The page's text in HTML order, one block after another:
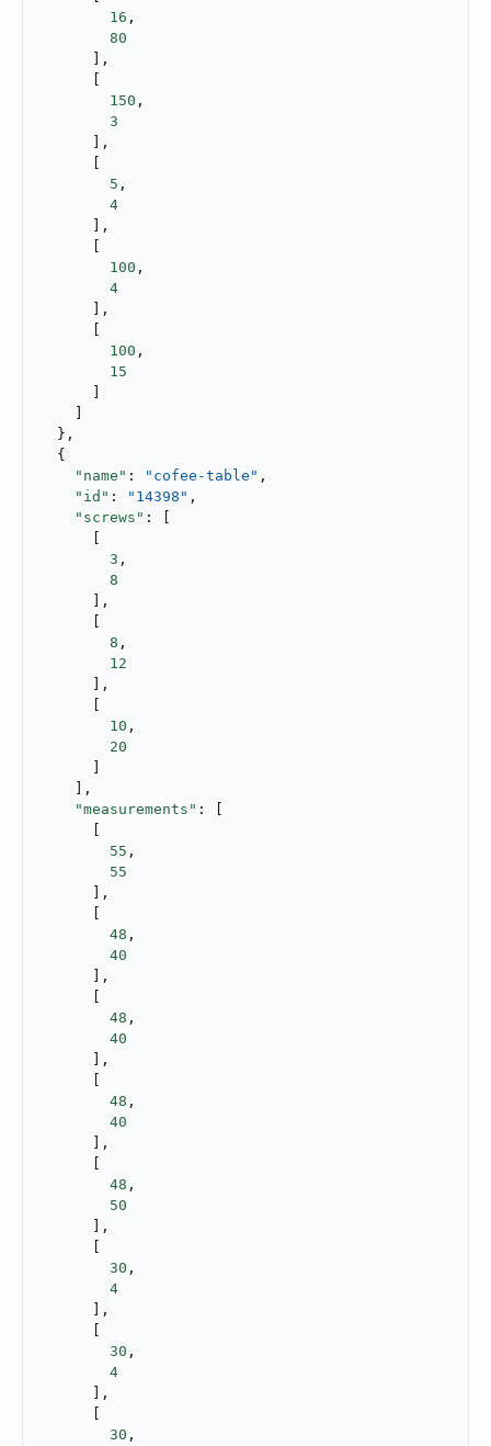
16 ,
80
      ],
150 ,
3
      ],
5 ,
4
      ],
100 ,
4
      ],
100 ,
15
  },
  {
"name" : "cofee-table" ,
"id" : "14398" ,
"screws" : [
3 ,
8
      ],
8 ,
12
      ],
10 ,
20
    ],
"measurements" : [
55 ,
55
      ],
48 ,
40
      ],
48 ,
40
      ],
48 ,
40
      ],
48 ,
50
      ],
30 ,
4
      ],
30 ,
4
      ],
30 ,